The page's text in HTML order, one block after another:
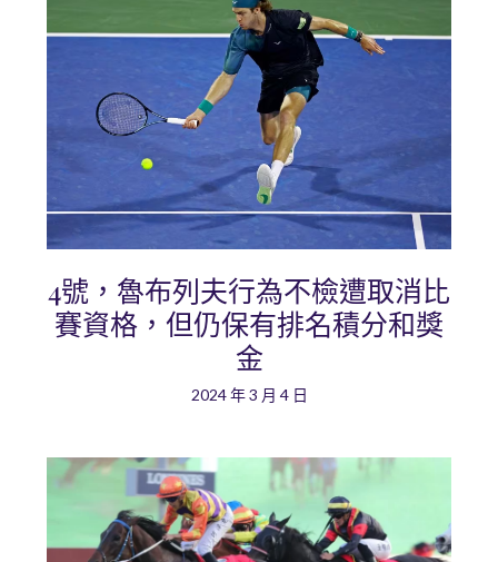
4號，魯布列夫行為不檢遭取消比
賽資格，但仍保有排名積分和獎
金
2024 年 3 月 4 日